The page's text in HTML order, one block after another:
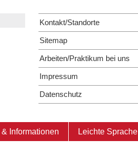
Kontakt/Standorte
Sitemap
Arbeiten/Praktikum bei uns
Impressum
Datenschutz
Informationen Leichte Sprache